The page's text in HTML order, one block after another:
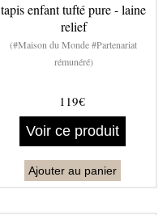
tapis enfant tufté pure - laine
relief
(#Maison du Monde #Partenariat
rémunéré)
119€
Voir ce produit
Ajouter au panier